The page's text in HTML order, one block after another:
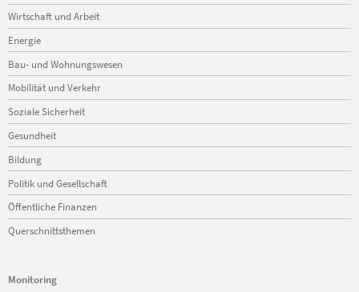
Wirtschaft und Arbeit
Energie
Bau- und Wohnungswesen
Mobilität und Verkehr
Soziale Sicherheit
Gesundheit
Bildung
Politik und Gesellschaft
Öffentliche Finanzen
Querschnittsthemen
Monitoring